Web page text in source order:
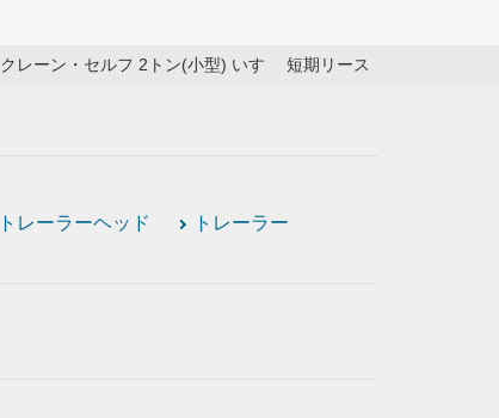
クレーン・セルフ 2トン(小型) いすゞ 短期リース
トレーラーヘッド
トレーラー